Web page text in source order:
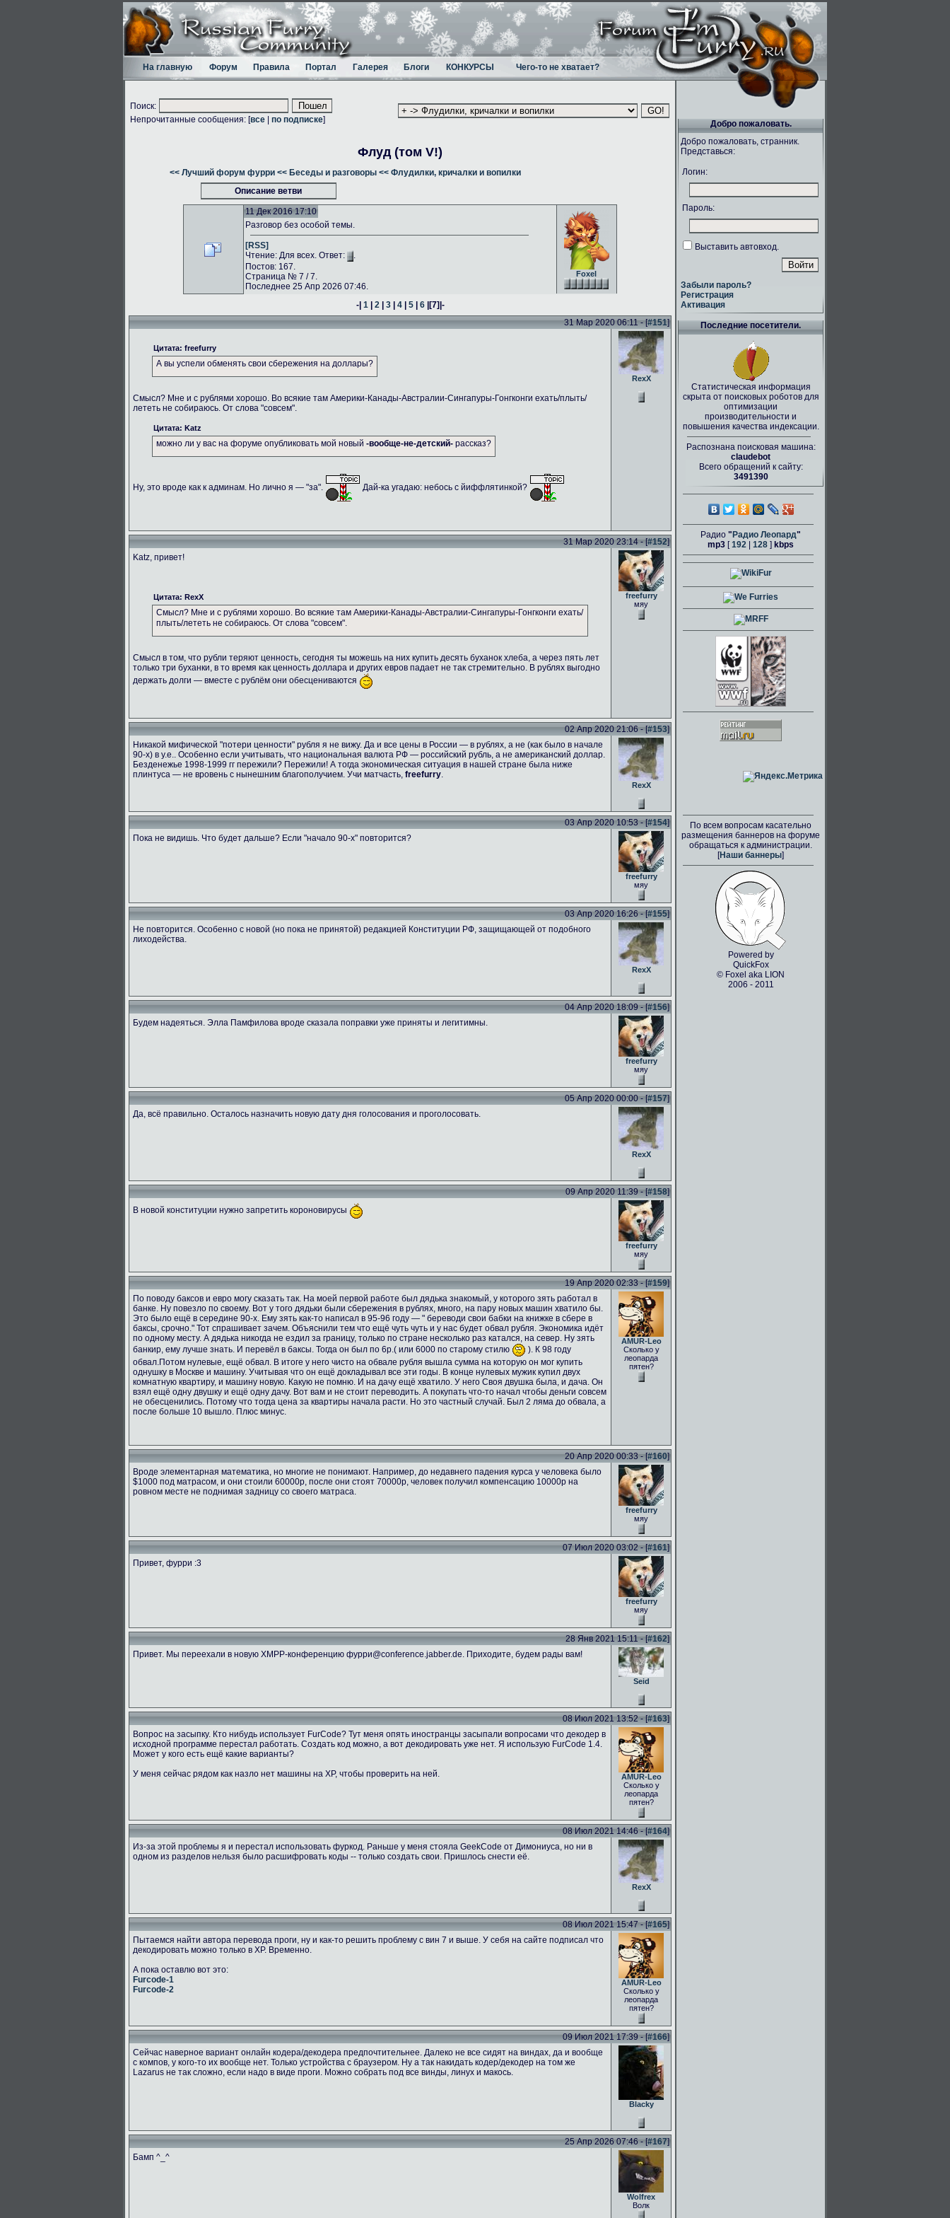
На главную Форум Правила Портал Галерея Блоги КОНКУРСЫ Чего-то не хватает?
Поиск:
Непрочитанные сообщения: [все по подписке]
Флуд (том V!)
<< Лучший форум фурри << Беседы и разговоры << Флудилки, кричалки и вопилки
Описание ветви
11 Дек 2016 17:10
Foxel
Разговор без особой темы.
[RSS]
Чтение: Для всех. Ответ:
.
Постов: 167.
Страница № 7 / 7.
Последнее 25 Апр 2026 07:46.
-| 1| 2| 3| 4| 5| 6|[7]|-
31 Мар 2020 06:11 - [#151]
Цитата: freefurry
А вы успели обменять свои сбережения на доллары?
Смысл? Мне и с рублями хорошо. Во всякие там Америки-Канады-Австралии-Сингапуры-Гонгконги ехать/плыть/
лететь не собираюсь. От слова "совсем".
Цитата: Katz
можно ли у вас на форуме опубликовать мой новый -вообще-не-детский- рассказ?
Ну, это вроде как к админам. Но лично я — "за". Дай-ка угадаю: небось с йиффлятинкой?
RexX
31 Мар 2020 23:14 - [#152]
Katz, привет!
Цитата: RexX
Смысл? Мне и с рублями хорошо. Во всякие там Америки-Канады-Австралии-Сингапуры-Гонгконги ехать/
плыть/лететь не собираюсь. От слова "совсем".
Смысл в том, что рубли теряют ценность, сегодня ты можешь на них купить десять буханок хлеба, а через пять лет
только три буханки, в то время как ценность доллара и других евров падает не так стремительно. В рублях выгодно
держать долги — вместе с рублём они обесцениваются
freefurry
мяу
02 Апр 2020 21:06 - [#153]
Никакой мифической "потери ценности" рубля я не вижу. Да и все цены в России — в рублях, а не (как было в начале
90-х) в у.е.. Особенно если учитывать, что национальная валюта РФ — российский рубль, а не американский доллар.
Безденежье 1998-1999 гг пережили? Пережили! А тогда экономическая ситуация в нашей стране была ниже
плинтуса — не вровень с нынешним благополучием. Учи матчасть, freefurry.
RexX
03 Апр 2020 10:53 - [#154]
Пока не видишь. Что будет дальше? Если "начало 90-х" повторится?
freefurry
мяу
03 Апр 2020 16:26 - [#155]
Не повторится. Особенно с новой (но пока не принятой) редакцией Конституции РФ, защищающей от подобного
лиходейства.
RexX
04 Апр 2020 18:09 - [#156]
Будем надеяться. Элла Памфилова вроде сказала поправки уже приняты и легитимны.
freefurry
мяу
05 Апр 2020 00:00 - [#157]
Да, всё правильно. Осталось назначить новую дату дня голосования и проголосовать.
RexX
09 Апр 2020 11:39 - [#158]
В новой конституции нужно запретить короновирусы
freefurry
мяу
19 Апр 2020 02:33 - [#159]
По поводу баксов и евро могу сказать так. На моей первой работе был дядька знакомый, у которого зять работал в
банке. Ну повезло по своему. Вот у того дядьки были сбережения в рублях, много, на пару новых машин хватило бы.
Это было ещё в середине 90-х. Ему зять как-то написал в 95-96 году — " береводи свои бабки на книжке в сбере в
баксы, срочно." Тот спрашивает зачем. Объяснили тем что ещё чуть чуть и у нас будет обвал рубля. Экономика идёт
по одному месту. А дядька никогда не ездил за границу, только по стране несколько раз катался, на север. Ну зять
банкир, ему лучше знать. И перевёл в баксы. Тогда он был по 6р.( или 6000 по старому стилю
). К 98 году
обвал.Потом нулевые, ещё обвал. В итоге у него чисто на обвале рубля вышла сумма на которую он мог купить
однушку в Москве и машину. Учитывая что он ещё докладывал все эти годы. В конце нулевых мужик купил двух
комнатную квартиру, и машину новую. Какую не помню. И на дачу ещё хватило. У него Своя двушка была, и дача. Он
взял ещё одну двушку и ещё одну дачу. Вот вам и не стоит переводить. А покупать что-то начал чтобы деньги совсем
не обесценились. Потому что тогда цена за квартиры начала расти. Но это частный случай. Был 2 ляма до обвала, а
после больше 10 вышло. Плюс минус.
AMUR-Leo
Сколько у
леопарда
пятен?
20 Апр 2020 00:33 - [#160]
Вроде элементарная математика, но многие не понимают. Например, до недавнего падения курса у человека было
$1000 под матрасом, и они стоили 60000р, после они стоят 70000р, человек получил компенсацию 10000р на
ровном месте не поднимая задницу со своего матраса.
freefurry
мяу
07 Июл 2020 03:02 - [#161]
Привет, фурри :3
freefurry
мяу
28 Янв 2021 15:11 - [#162]
Привет. Мы переехали в новую XMPP-конференцию фурри@conference.jabber.de. Приходите, будем рады вам!
Seid
08 Июл 2021 13:52 - [#163]
Вопрос на засыпку. Кто нибудь использует FurCode? Тут меня опять иностранцы засыпали вопросами что декодер в
исходной программе перестал работать. Создать код можно, а вот декодировать уже нет. Я использую FurCode 1.4.
Может у кого есть ещё какие варианты?
У меня сейчас рядом как назло нет машины на ХР, чтобы проверить на ней.
AMUR-Leo
Сколько у
леопарда
пятен?
08 Июл 2021 14:46 - [#164]
Из-за этой проблемы я и перестал использовать фуркод. Раньше у меня стояла GeekCode от Димониуса, но ни в
одном из разделов нельзя было расшифровать коды -- только создать свои. Пришлось снести её.
RexX
08 Июл 2021 15:47 - [#165]
Пытаемся найти автора перевода проги, ну и как-то решить проблему с вин 7 и выше. У себя на сайте подписал что
декодировать можно только в ХР. Временно.
А пока оставлю вот это:
Furcode-1
Furcode-2
AMUR-Leo
Сколько у
леопарда
пятен?
09 Июл 2021 17:39 - [#166]
Сейчас наверное вариант онлайн кодера/декодера предпочтительнее. Далеко не все сидят на виндах, да и вообще
с компов, у кого-то их вообще нет. Только устройства с браузером. Ну а так накидать кодер/декодер на том же
Lazarus не так сложно, если надо в виде проги. Можно собрать под все винды, линух и макось.
Blacky
25 Апр 2026 07:46 - [#167]
Бамп ^_^
Wolfrex
Волк
Добро пожаловать.
Добро пожаловать, странник.
Представься:
Логин:
Пароль:
Выставить автовход.
Забыли пароль?
Регистрация
Активация
Последние посетители.
Статистическая информация
скрыта от поисковых роботов для
оптимизации
производительности и
повышения качества индексации.
Распознана поисковая машина:
claudebot
Всего обращений к сайту:
3491390
Радио " Радио Леопард"
mp3 [192 128 ] kbps
По всем вопросам касательно
размещения баннеров на форуме
обращаться к администрации.
[Наши баннеры]
Powered by
QuickFox
© Foxel aka LION
2006 - 2011